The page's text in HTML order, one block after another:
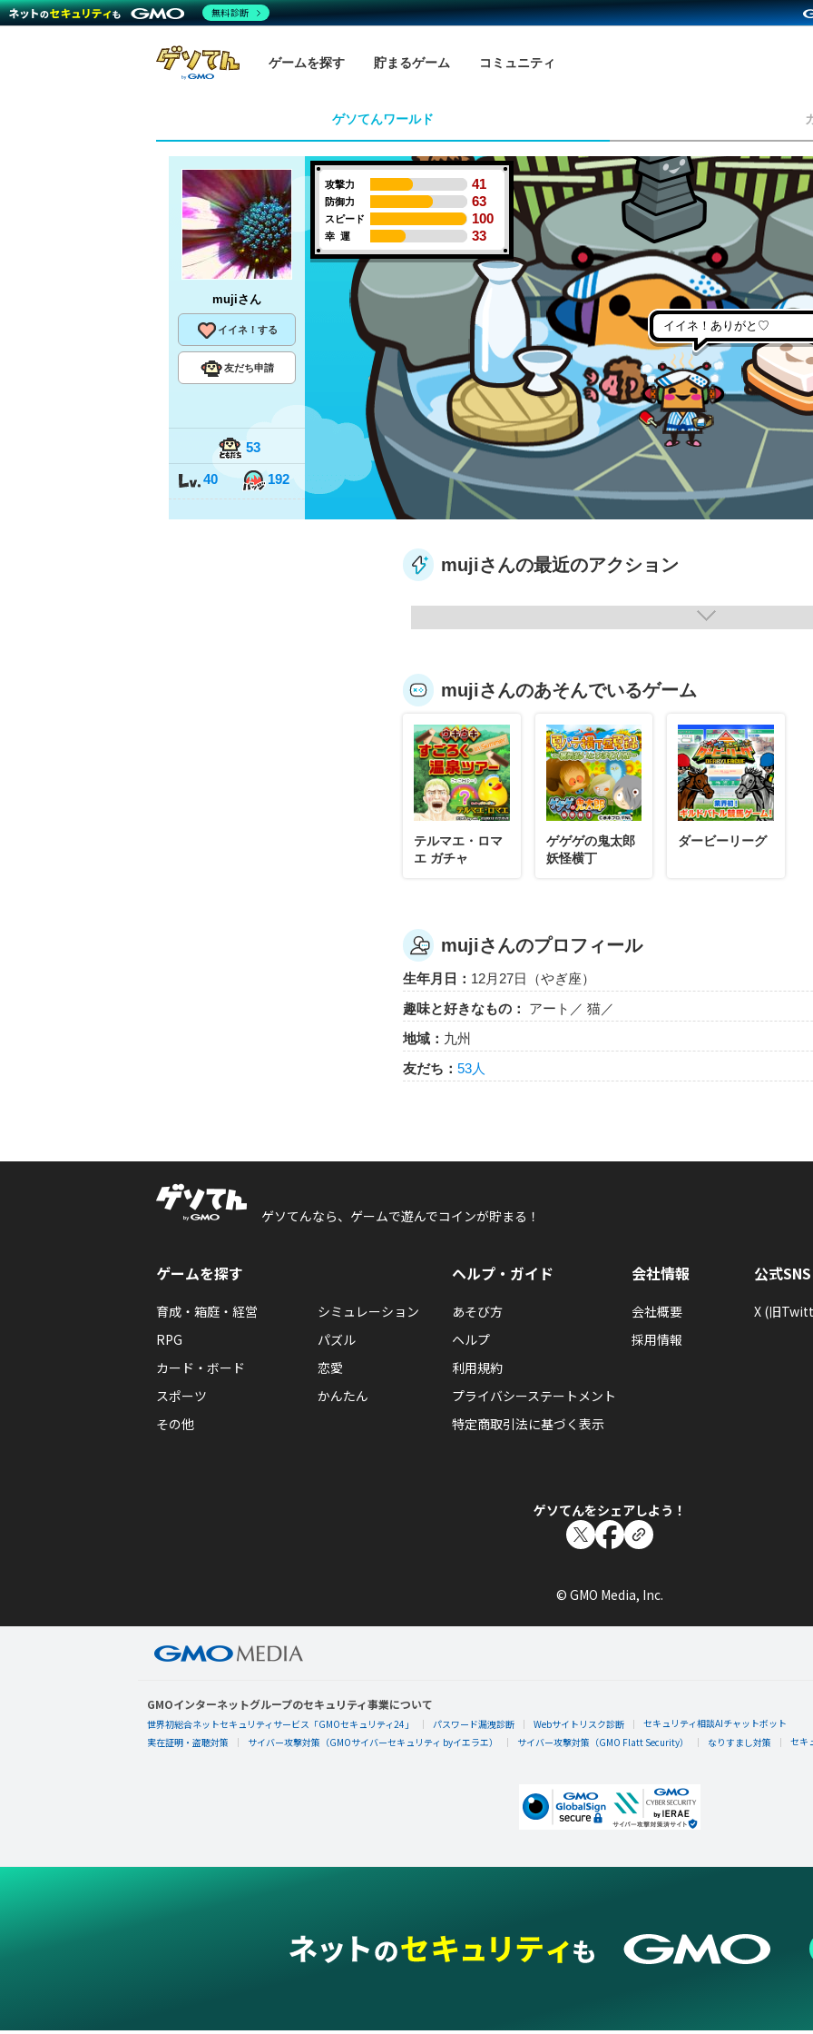
ゲームを探す 貯まるゲーム コミュニティ
ゲソてんワールド
mujiさん
イイネ！する
友だち申請
53
40 192
攻撃力 41
防御力 63
スピード 100
幸 運 33
イイネ！ありがと♡
mujiさんの最近のアクション
mujiさんのあそんでいるゲーム
テルマエ・ロマ
エ ガチャ
ゲゲゲの鬼太郎
妖怪横丁
ダービーリーグ
mujiさんのプロフィール
生年月日： 12月27日（やぎ座）
趣味と好きなもの：
アート／ 猫／
地域： 九州
友だち： 53人
ゲソてんなら、ゲームで遊んでコインが貯まる！
ゲームを探す
育成・箱庭・経営
シミュレーション
RPG
パズル
カード・ボード
恋愛
スポーツ
かんたん
その他
ヘルプ・ガイド
あそび方
ヘルプ
利用規約
プライバシーステートメント
特定商取引法に基づく表示
会社情報
会社概要
採用情報
公式SNS
X (旧
ゲソてんをシェアしよう！
© GMO Media, Inc.
GMOインターネットグループのセキュリティ事業について
世界初総合ネットセキュリティサービス「GMOセキュリティ24」 パスワード漏洩診断 Webサイトリスク診断
セキュリティ相談AIチャットボット
実在証明・盗聴対策
サイバー攻撃対策（GMOサイバーセキュリティ byイエラエ） サイバー攻撃対策（GMO Flatt Security） なりすまし対策 セキ
無料診断